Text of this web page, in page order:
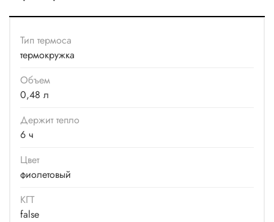
Тип термоса
термокружка
Объем
0,48 л
Держит тепло
6 ч
Цвет
фиолетовый
КГТ
false